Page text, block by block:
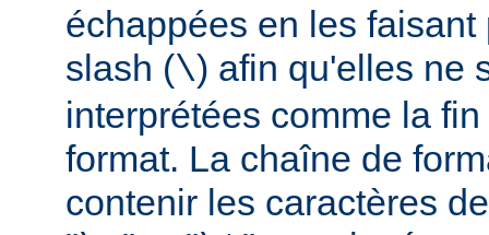
échappées en les
slash (\) afin qu'elles ne
interprétées comme la
format. La chaîne de
contenir les caractères